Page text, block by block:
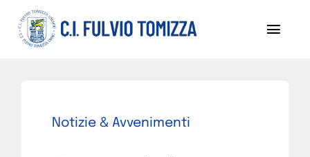
contenuto
Notizie & Avvenimenti